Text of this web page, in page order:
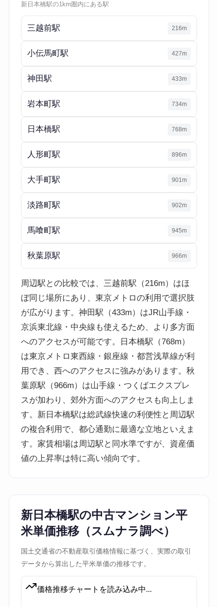
新日本橋駅の1km圏内にある駅
三越前駅 216m
小伝馬町駅 427m
神田駅 433m
岩本町駅 734m
日本橋駅 768m
人形町駅 896m
大手町駅 901m
淡路町駅 902m
馬喰町駅 945m
秋葉原駅 966m
周辺駅との比較では、三越前駅（216m）はほ
ぼ同じ場所にあり、東京メトロの利用で選択肢
が広がります。神田駅（433m）はJR山手線・
京浜東北線・中央線も使えるため、より多方面
へのアクセスが可能です。日本橋駅（768m）
は東京メトロ東西線・銀座線・都営浅草線が利
用でき、西へのアクセスに強みがあります。秋
葉原駅（966m）は山手線・つくばエクスプレ
スが加わり、郊外方面へのアクセスも向上しま
す。新日本橋駅は総武線快速の利便性と周辺駅
の複合利用で、都心通勤に最適な立地といえま
す。家賃相場は周辺駅と同水準ですが、資産価
値の上昇率は特に高い傾向です。
新日本橋駅の中古マンション平
米単価推移（スムナラ調べ）
国土交通省の不動産取引価格情報に基づく、実際の取引
データから算出した平米単価の推移です。